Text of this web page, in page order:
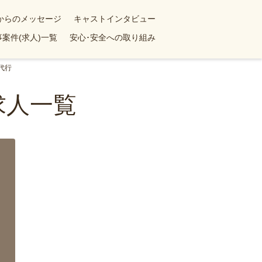
らのメッセージ
キャストインタビュー
案件(求人)一覧 安心･安全への取り組み
行
一覧